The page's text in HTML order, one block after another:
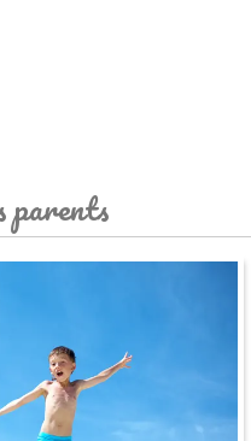
parents